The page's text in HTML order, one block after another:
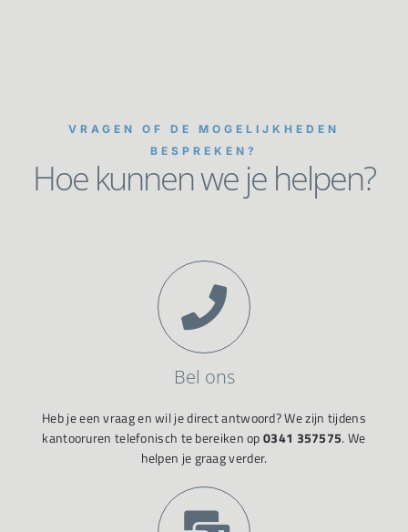
VRAGEN OF DE MOGELIJKHEDEN
BESPREKEN?
Hoe kunnen we je helpen?
Bel ons
Heb je een vraag en wil je direct antwoord? We zijn tijdens
kantooruren telefonisch te bereiken op0341 357575. We
helpen je graag verder.